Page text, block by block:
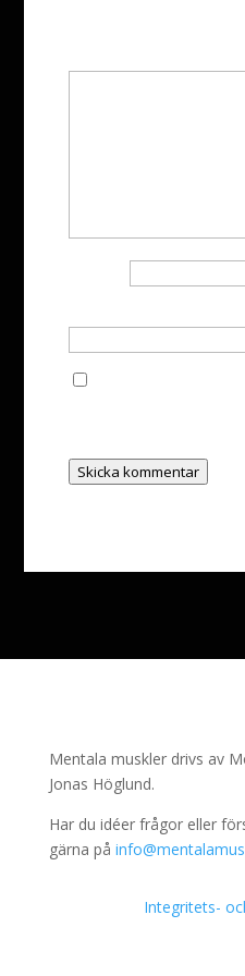
Skicka kommentar
Mentala muskler drivs av
Jonas Höglund.
Har du idéer frågor eller
gärna på
Integritets-